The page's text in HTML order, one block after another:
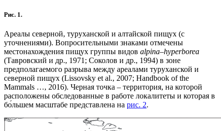
Рис. 1.
Ареалы северной, туруханской и алтайской пищух (с
уточнениями). Вопросительными знаками отмечены
местонахождения пищух группы видов alpina–hyperborea
(Тавровский и др., 1971; Соколов и др., 1994) в зоне
предполагаемого разрыва между ареалами туруханской и
северной пищух (Lissovsky et al., 2007; Handbook of the
Mammals …, 2016). Черная точка – территория, на которой
расположены обследованные в работе локалитеты и которая в
бо́льшем масштабе представлена на рис. 2.